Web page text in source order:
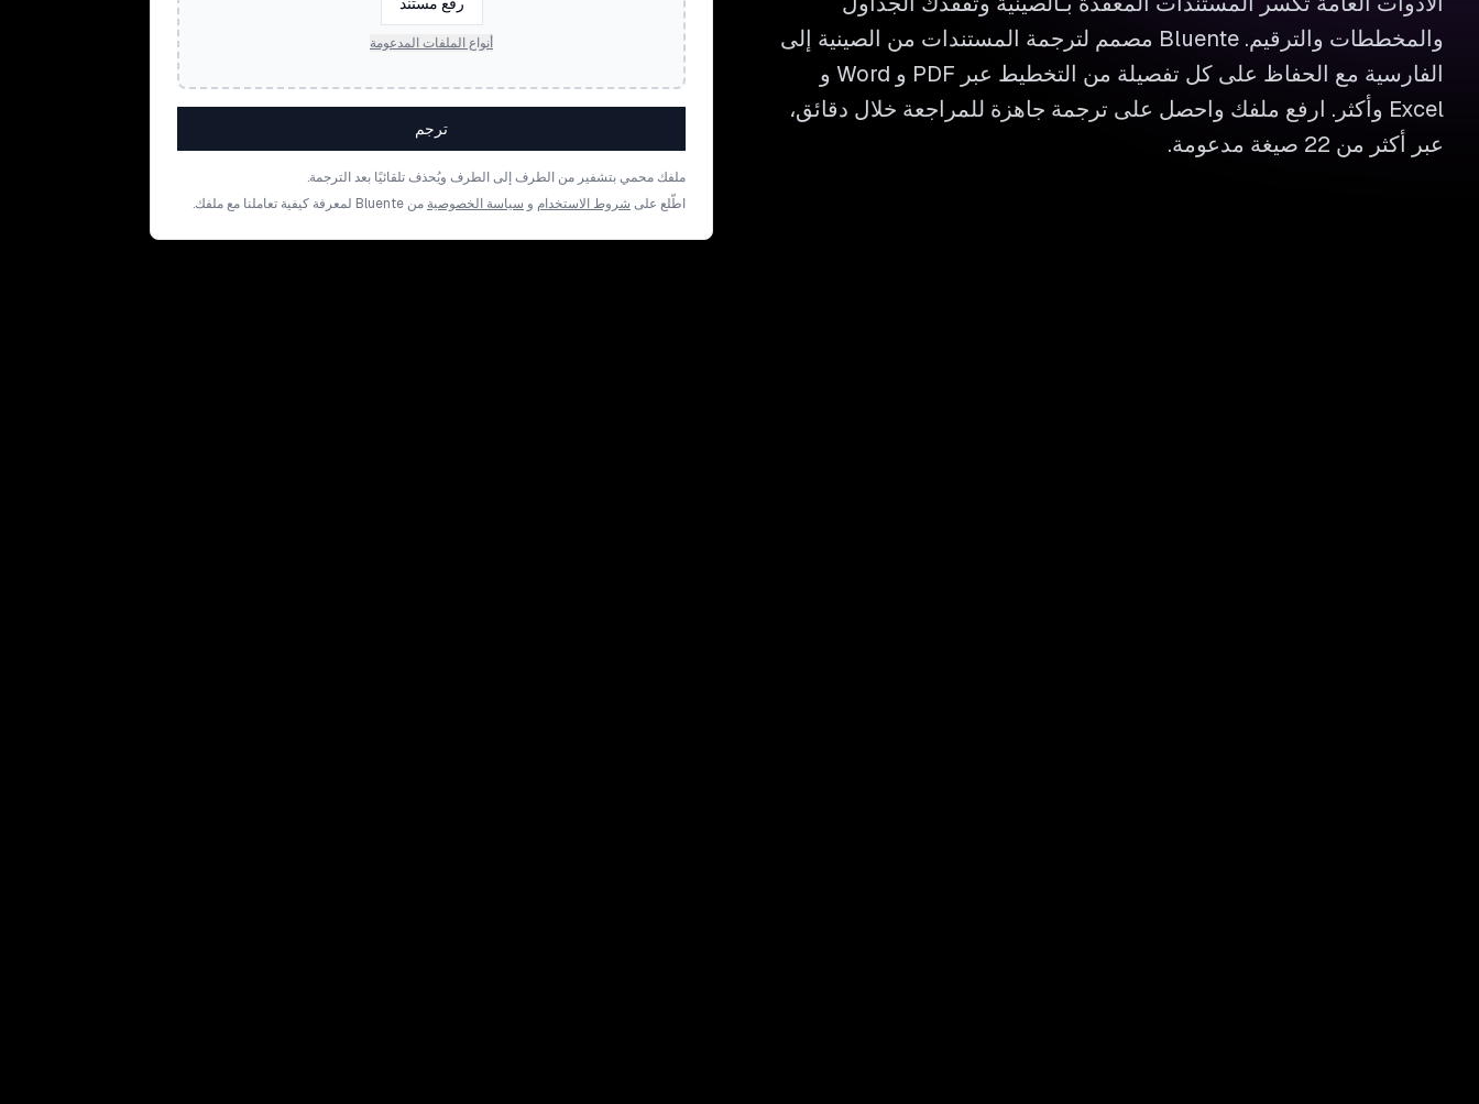
والمخططات والترقيم. Bluente مصمم لترجمة المستندات من الصينية إلى
الفارسية مع الحفاظ على كل تفصيلة من التخطيط عبر PDF و Word و
Excel وأكثر. ارفع ملفك واحصل على ترجمة جاهزة للمراجعة خلال دقائق،
عبر أكثر من 22 صيغة مدعومة.
أنواع الملفات المدعومة
ترجم
ملفك محمي بتشفير من الطرف إلى الطرف ويُحذف تلقائيًا بعد الترجمة.
اطّلع على شروط الاستخدام و سياسة الخصوصية من Bluente لمعرفة كيفية تعاملنا مع ملفك.